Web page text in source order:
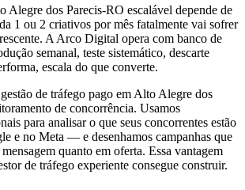
Alegre dos Parecis-RO escalável depende de
1 ou 2 criativos por mês fatalmente vai sofrer
A Arco Digital opera com banco de
semanal, teste sistemático, descarte
escala do que converte.
de tráfego pago em Alto Alegre dos
de concorrência. Usamos
para analisar o que seus concorrentes estão
e no Meta — e desenhamos campanhas que
quanto em oferta. Essa vantagem
de tráfego experiente consegue construir.